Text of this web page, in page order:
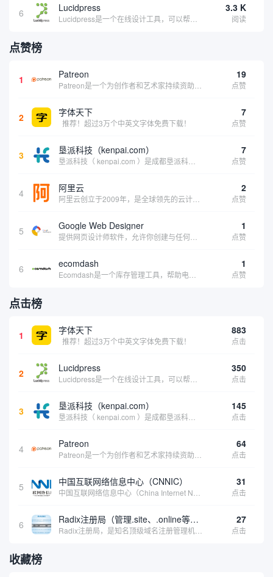
6 Lucidpress 3.3 K
阅读
点赞榜
1 Patreon 19
点赞
2 字体天下
推荐！超过3万个中英文字体免费下载！
7
点赞
3 垦派科技（kenpai.com） 7
点赞
4 阿里云 2
点赞
5 Google Web Designer 1
点赞
6 ecomdash 1
点赞
点击榜
1 字体天下
推荐！超过3万个中英文字体免费下载！
883
点击
2 Lucidpress 350
点击
3 垦派科技（kenpai.com） 145
点击
4 Patreon 64
点击
5 中国互联网络信息中心（CNNIC） 31
点击
6 Radix注册局（管理.site、.online等顶级域名） 27
点击
收藏榜